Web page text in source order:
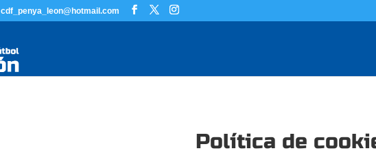
cdf_penya_leon@hotmail.com
Política de